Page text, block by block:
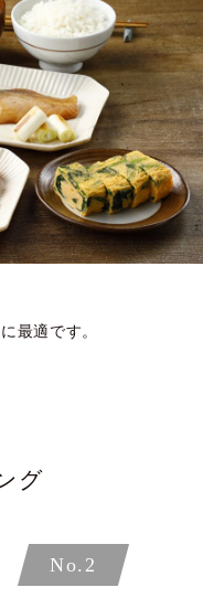
最適です。
グ
No.2